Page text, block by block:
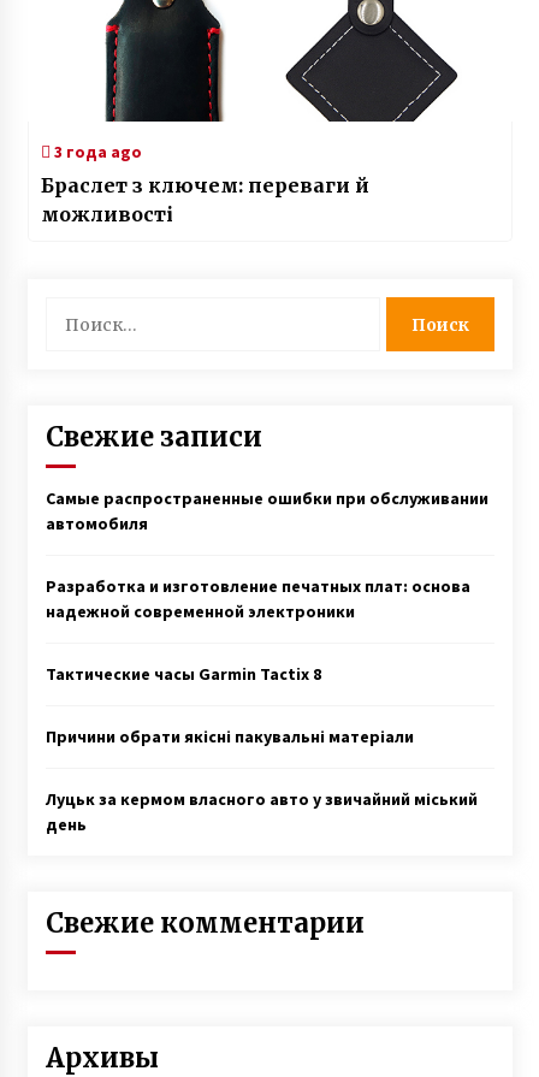
3 года ago
Браслет з ключем: переваги й
можливості
Свежие записи
Самые распространенные ошибки при обслуживании
автомобиля
Разработка и изготовление печатных плат: основа
надежной современной электроники
Тактические часы Garmin Tactix 8
Причини обрати якісні пакувальні матеріали
Луцьк за кермом власного авто у звичайний міський
день
Свежие комментарии
Архивы